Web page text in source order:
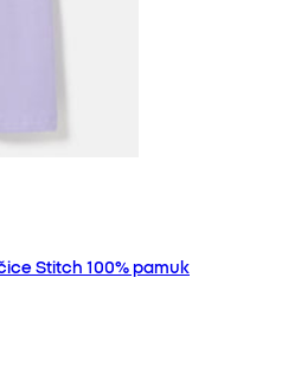
Stitch 100% pamuk